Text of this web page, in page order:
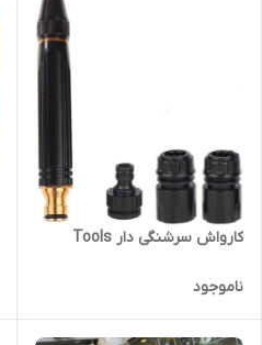
کارواش سرشنگی دار Tools
ناموجود